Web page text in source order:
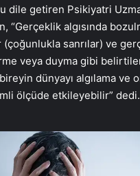
dile getiren Psikiyatri
“Gerçeklik algısında
(çoğunlukla sanrılar) ve
veya duyma gibi
dünyayı algılama ve
ölçüde etkileyebilir” dedi.